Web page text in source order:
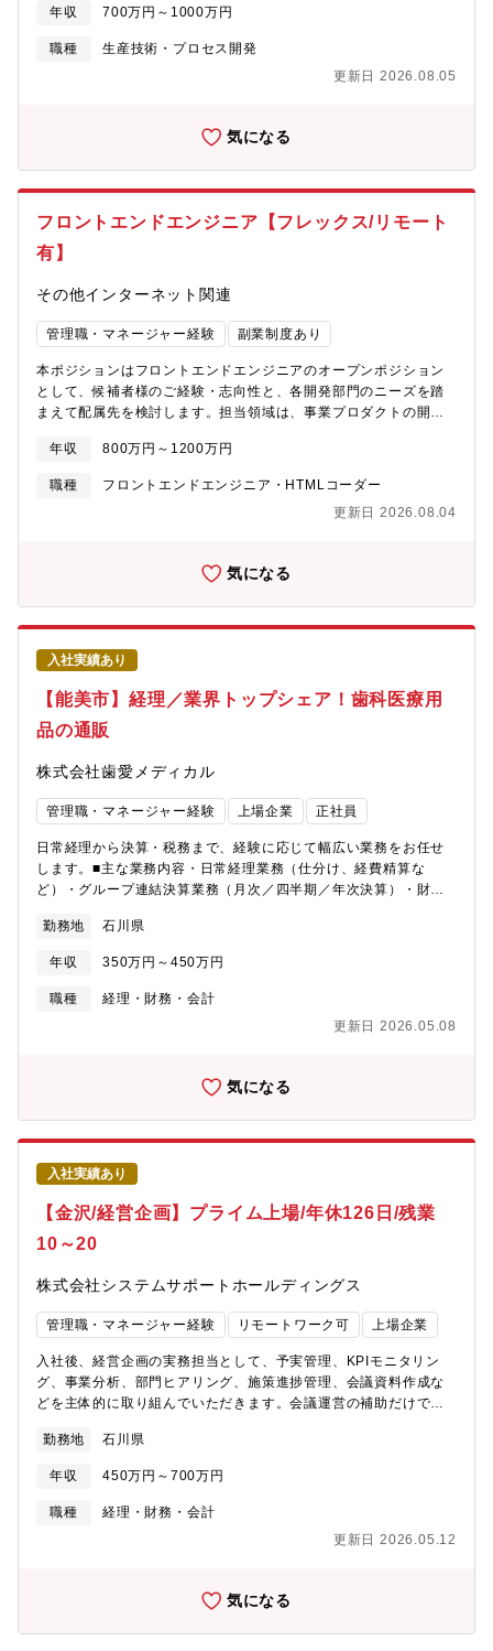
発・要素技術の検証（新機構、新素材、新制御技術など）・開発
ント【魅力】■世界初の製造AI「ARUMCODE」を開発し、属人
化・人手不足という製造業の根本課題に挑戦している企業です■ス
アメリカ・インドを含む海外市場への本格進出を視野に入れてい
■WLB充実：年間休日140日、残業ほぼなし。一部リモートワーク
可、高速通勤可能【配属先情報】ハード開発グループ【 プロダク
ト概要】■ARUMCODEとは多品種少量生産の精密加工現場におい
リューション。図面1枚あたり1～2時間かかっていた作業をAIで3
「CEATEC AWARD デジタル大臣賞」「起業家万博 総務大臣賞」
などを受賞。■ TTMCとはARUMCODEを頭脳に搭載し、CADデ
ータ読み込みだけで切削加工の12工程を完全自動化した次世代加
工機。・スギノマシンの5軸マシニングセンタをベースに、AIによ
る工程設計・工具管理・部品発注・補正入力までを全自動化。
2024年に量産開始、2030年までに250台販売を目指し、米国・イ
ルは、調達から物流まで、サプライチェーンの完全自動化です。
クラウドの構築など、さまざまな技術が必要になります。そのた
めに旋盤加工に対応した「ARUMCODE2」、研磨加工に対応した
ではなく、今後、100年企業、200年企業になっていくための経営
ため年間休日140日、残業もほぼ0（定時退社）という働き方を行
いながら、超高収益も実現しています。
業務・設計側および製造側とのすり合わせ・設計変更対応・品質
管理・生産設備検討、投資計画立案・原価管理・監査対応・規格
対応（ISO13485、14001）※上記内容からご経験に応じてお任せ
致します。【入社後】まずは現場製造部門で1年程度経験をしてい
（在宅勤務なし）・FX勤務あり（但し、管理部署が3交代制勤務
年収 700万円～1000万円
職種
生産技術・プロセス開発
更新日 2026.08.05
気になる
フロントエンドエンジニア【フレックス/リモート
有】
その他インターネット関連
管理職・マネージャー経験 副業制度あり
本ポジションはフロントエンドエンジニアのオープンポジション
として、候補者様のご経験・志向性と、各開発部門のニーズを踏
まえて配属先を検討します。担当領域は、事業プロダクトの開
CI/CD、開発者体験改善などの基盤整備、複数組織を横断した技
術支援など、配属先により異なります。共通して期待するのは、
フロントエンドを画面実装に閉じず、事業価値・品質・生産性・
運用性をつなぐ技術領域として捉え、周囲と協働しながら改善を
っていただきます。■React等を用いたWebフロントエンドの設
上■フロントエンド領域の技術選定、アーキテクチャ設計、設計レ
ーマンス改善、セキュリティ品質向上、保守性・運用性改善な
ポ、CI/CD、テスト、自動化、開発者体験改善など、必要に応じ
た開発基盤・開発プロセスの整備■AI/LLMや開発支援ツールを活
関係者、デザイン、バックエンドなど関係する職種・チームと連
見共有、開発ルールやレビュー観点の整備、必要に応じたメンバ
数が約60を超え安定的に成長している中、今後Webフロントエン
ド領域をより加速して注力して行きたいと考えております。同社
は事業数が多いため、それに伴い求人数は大変多く、同社に興味
合わせをいただくことが多いです。 そのため、どの事業部がいい
のか相談しながら選考にすすめる窓口を開設させていただきまし
開発、運用までを一貫して進めることができます。・新プロダク
ト構築の際は、積極的に新技術を採用しています。・大規模サー
ライブラリ選定などは、各開発現場に一任されているので、プロ
一役かっていただきます。・また、勉強会・トレーニングへの参
加が奨励されており、現在導入している技術のスキルアップや、
今後を導入検討している技術のトレーニングなど、会社負担で参
加する事が可能です。
年収 800万円～1200万円
職種
フロントエンドエンジニア・HTMLコーダー
更新日 2026.08.04
気になる
入社実績あり
【能美市】経理／業界トップシェア！歯科医療用
品の通販
株式会社歯愛メディカル
管理職・マネージャー経験 上場企業 正社員
日常経理から決算・税務まで、経験に応じて幅広い業務をお任せ
します。■主な業務内容・日常経理業務（仕分け、経費精算な
ど）・グループ連結決算業務（月次／四半期／年次決算）・財務
務の特徴・日常業務から決算・税務まで一貫して携わることが可
能です。・幅広い実務経験を通じて、経理スキルを総合的に伸ば
せる環境です。
勤務地 石川県
年収 350万円～450万円
職種
経理・財務・会計
更新日 2026.05.08
気になる
入社実績あり
【金沢/経営企画】プライム上場/年休126日/残業
10～20
株式会社システムサポートホールディングス
管理職・マネージャー経験 リモートワーク可 上場企業
入社後、経営企画の実務担当として、予実管理、KPIモニタリン
グ、事業分析、部門ヒアリング、施策進捗管理、会議資料作成な
どを主体的に取り組んでいただきます。会議運営の補助だけでな
いく役割を担っていただきます。事業理解と分析力、調整力を活
かしながら、会社全体の意思決定と改善を支える中核機能として
の活躍を期待しております。【具体的には】■会議資料の作成、デ
ータ集計■KPIモニタリング■予実管理■経営会議の運営（スケジュ
ョンの魅力≫◎数値管理や資料作成に留まらず、事業課題の整
と向き合いながら、会社全体の動きを俯瞰し、判断材料を形にす
る役割のため、経営に近い実務経験を積むことができます。◎分
析だけでなく調整と推進まで関わりたい方にとって、経験を広く
勤務地 石川県
年収 450万円～700万円
職種
経理・財務・会計
更新日 2026.05.12
気になる